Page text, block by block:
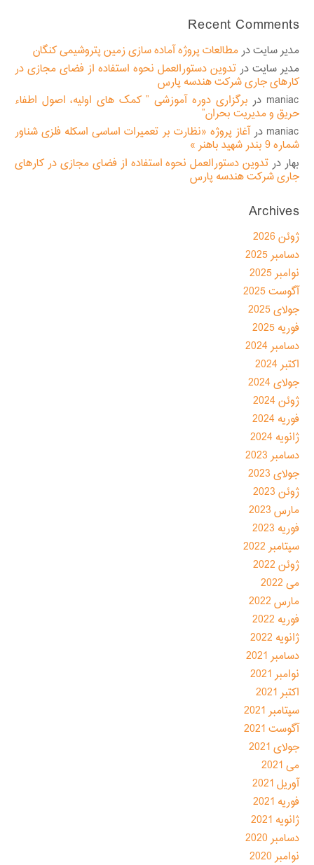
Recent Comments
مدیر سایتدر مطالعات پروژه آماده سازی زمین پتروشیمی کنگان
مدیر سایت در تدوین دستورالعمل نحوه استفاده از فضای مجازی در
کارهای جاری شرکت هندسه پارس
maniac در برگزاری دوره آموزشی ” کمک های اولیه، اصول اطفاء
حریق و مدیریت بحران”
maniac درآغاز پروژه «نظارت بر تعمیرات اساسی اسکله فلزی شناور
شماره 9 بندر شهید باهنر »
بهار در تدوین دستورالعمل نحوه استفاده از فضای مجازی در کارهای
جاری شرکت هندسه پارس
Archives
ژوئن 2026
دسامبر 2025
نوامبر 2025
آگوست 2025
جولای 2025
فوریه 2025
دسامبر 2024
اکتبر 2024
جولای 2024
ژوئن 2024
فوریه 2024
ژانویه 2024
دسامبر 2023
جولای 2023
ژوئن 2023
مارس 2023
فوریه 2023
سپتامبر 2022
ژوئن 2022
می 2022
مارس 2022
فوریه 2022
ژانویه 2022
دسامبر 2021
نوامبر 2021
اکتبر 2021
سپتامبر 2021
آگوست 2021
جولای 2021
می 2021
آوریل 2021
فوریه 2021
ژانویه 2021
دسامبر 2020
نوامبر 2020